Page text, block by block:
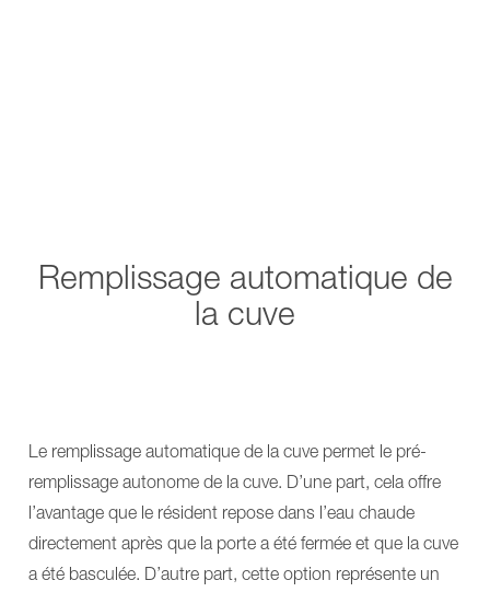
Remplissage automatique de
la cuve
Le remplissage automatique de la cuve permet le pré-
remplissage autonome de la cuve. D’une part, cela offre
l’avantage que le résident repose dans l’eau chaude
directement après que la porte a été fermée et que la cuve
a été basculée. D’autre part, cette option représente un